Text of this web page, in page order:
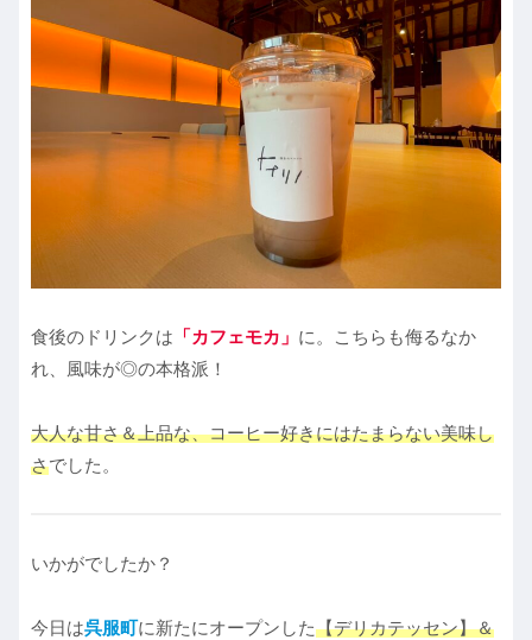
食後のドリンクは 「カフェモカ」 に。こちらも侮るなか
れ、風味が◎の本格派！
大人な甘さ＆上品な、コーヒー好きにはたまらない美味し
さでした。
いかがでしたか？
今日は呉服町に新たにオープンした【デリカテッセン】＆